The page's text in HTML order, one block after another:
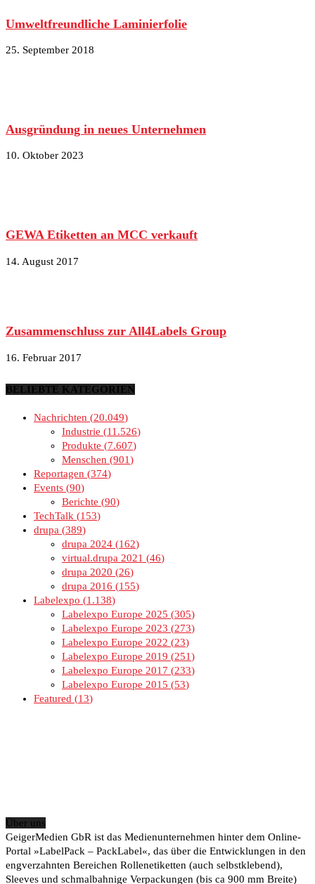
Umweltfreundliche Laminierfolie
25. September 2018
Ausgründung in neues Unternehmen
10. Oktober 2023
GEWA Etiketten an MCC verkauft
14. August 2017
Zusammenschluss zur All4Labels Group
16. Februar 2017
BELIEBTE KATEGORIEN
Nachrichten
20.049
Industrie
11.526
Produkte
7.607
Menschen
901
Reportagen
374
Events 90
Berichte
90
TechTalk
153
drupa
389
drupa 2024
162
virtual.drupa 2021
46
drupa 2020
26
drupa 2016
155
Labelexpo
1.138
Labelexpo Europe 2025
305
Labelexpo Europe 2023
273
Labelexpo Europe 2022
23
Labelexpo Europe 2019
251
Labelexpo Europe 2017
233
Labelexpo Europe 2015
53
Featured
13
Über uns
GeigerMedien GbR ist das Medienunternehmen hinter dem Online-
Portal »LabelPack – PackLabel«, das über die Entwicklungen in den
engverzahnten Bereichen Rollenetiketten (auch selbstklebend),
Sleeves und schmalbahnige Verpackungen (bis ca 900 mm Breite)